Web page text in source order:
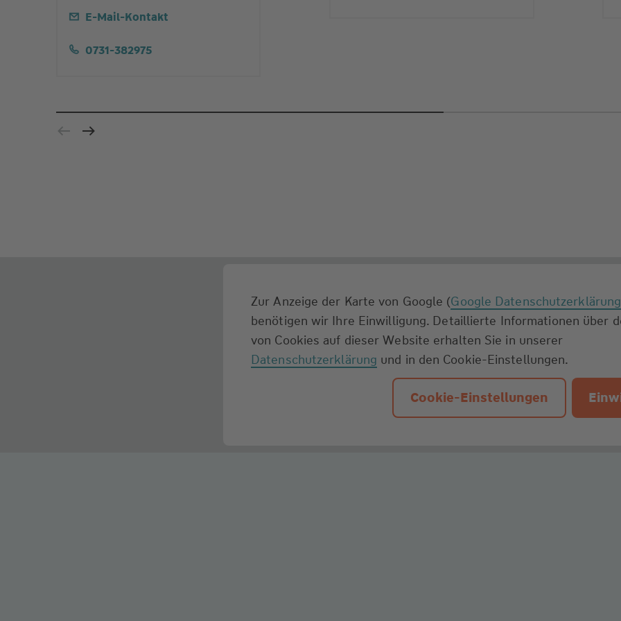
E-Mail-Kontakt
0731-382975
Zur Anzeige der Karte von Google (Google Datenschutzerklärung
benötigen wir Ihre Einwilligung. Detaillierte Informationen über
von Cookies auf dieser Website erhalten Sie in unserer
Datenschutzerklärung und in den Cookie-Einstellungen.
Cookie-Einstellungen